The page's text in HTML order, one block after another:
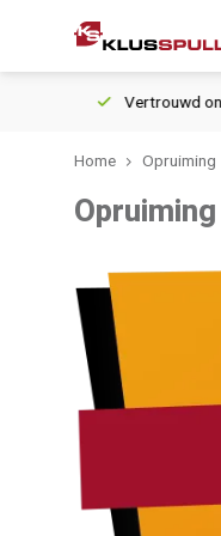
Vertrouwd online sinds 2006
Home Opruiming
Opruiming